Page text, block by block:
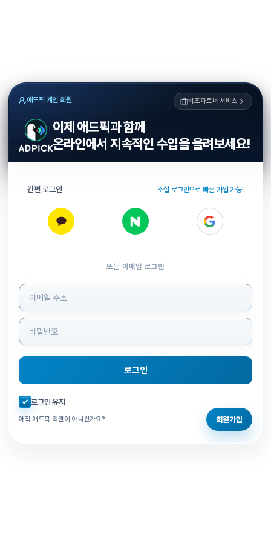
애드픽 개인 회원 비즈파트너 서비스
이제 애드픽과 함께
온라인에서 지속적인 수입을 올려보세요!
간편 로그인 소셜 로그인으로 빠른 가입 가능!
또는 이메일 로그인
로그인 정보 입력
로그인
자동로그인 체크
로그인 유지
아직 애드픽 회원이 아니신가요? 회원가입